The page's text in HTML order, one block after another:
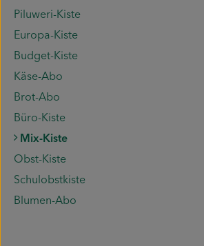
Piluweri-Kiste
Europa-Kiste
Budget-Kiste
Käse-Abo
Brot-Abo
Büro-Kiste
Mix-Kiste
Obst-Kiste
Schulobstkiste
Blumen-Abo